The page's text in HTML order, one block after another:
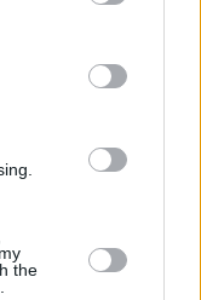
party tags to
in below Google
the